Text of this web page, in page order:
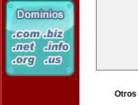
Otros